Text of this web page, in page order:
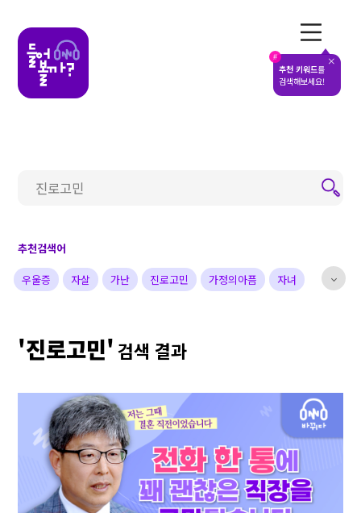
#
추천 키워드를
검색해보세요!
추천검색어
우울증 자살 가난 진로고민 가정의아픔 자녀
선한영향력 예술&영감 돌아온탕자
'진로고민'검색 결과